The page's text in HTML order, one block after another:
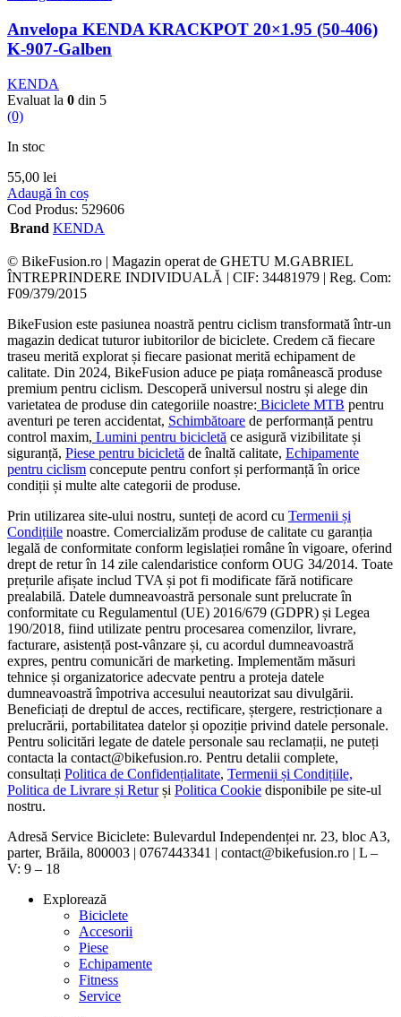
Anvelopa KENDA KRACKPOT 20×1.95 (50-406)
K-907-Galben
KENDA
Evaluat la 0 din 5
(0)
In stoc
55,00 lei
Adaugă în coș
Cod Produs: 529606
Brand KENDA
© BikeFusion.ro | Magazin operat de GHETU M.GABRIEL
ÎNTREPRINDERE INDIVIDUALĂ | CIF: 34481979 | Reg. Com:
F09/379/2015
BikeFusion este pasiunea noastră pentru ciclism transformată într-un
magazin dedicat tuturor iubitorilor de biciclete. Credem că fiecare
traseu merită explorat și fiecare pasionat merită echipament de
calitate. Din 2024, BikeFusion aduce pe piața românească produse
premium pentru ciclism. Descoperă universul nostru și alege din
varietatea de produse din categoriile noastre: Biciclete MTB pentru
aventuri pe teren accidentat, Schimbătoare de performanță pentru
control maxim, Lumini pentru bicicletă ce asigură vizibilitate și
siguranță, Piese pentru bicicletă de înaltă calitate, Echipamente
pentru ciclism concepute pentru confort și performanță în orice
condiții și multe alte categorii de produse.
Prin utilizarea site-ului nostru, sunteți de acord cu Termenii și
Condițiile noastre. Comercializăm produse de calitate cu garanția
legală de conformitate conform legislației române în vigoare, oferind
drept de retur în 14 zile calendaristice conform OUG 34/2014. Toate
prețurile afișate includ TVA și pot fi modificate fără notificare
prealabilă. Datele dumneavoastră personale sunt prelucrate în
conformitate cu Regulamentul (UE) 2016/679 (GDPR) și Legea
190/2018, fiind utilizate pentru procesarea comenzilor, livrare,
facturare, asistență post-vânzare și, cu acordul dumneavoastră
expres, pentru comunicări de marketing. Implementăm măsuri
tehnice și organizatorice adecvate pentru a proteja datele
dumneavoastră împotriva accesului neautorizat sau divulgării.
Beneficiați de dreptul de acces, rectificare, ștergere, restricționare a
prelucrării, portabilitatea datelor și opoziție privind datele personale.
Pentru solicitări legate de datele personale sau reclamații, ne puteți
contacta la contact@bikefusion.ro. Pentru detalii complete,
consultați Politica de Confidențialitate, Termenii și Condițiile,
Politica de Livrare și Returși Politica Cookie disponibile pe site-ul
nostru.
Adresă Service Biciclete: Bulevardul Independenței nr. 23, bloc A3,
parter, Brăila, 800003 | 0767443341 | contact@bikefusion.ro | L –
V: 9 – 18
Explorează
Biciclete
Accesorii
Piese
Echipamente
Fitness
Service